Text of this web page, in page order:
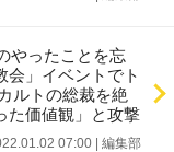
やったことを忘
会」イベントでト
ルトの総裁を絶
た価値観」と攻撃
07:00 編集部